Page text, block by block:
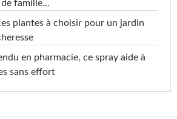
famille...
plantes à choisir pour un jardin
en pharmacie, ce spray aide à
sans effort